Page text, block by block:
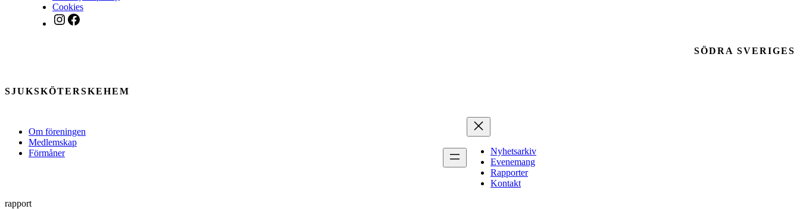
Cookies
Instagram
Facebook
SÖDRA SVERIGES
SJUKSKÖTERSKEHEM
Om föreningen
Medlemskap
Förmåner
Nyhetsarkiv
Evenemang
Rapporter
Kontakt
rapport